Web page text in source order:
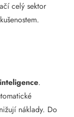
celý sektor
.
náklady. Do